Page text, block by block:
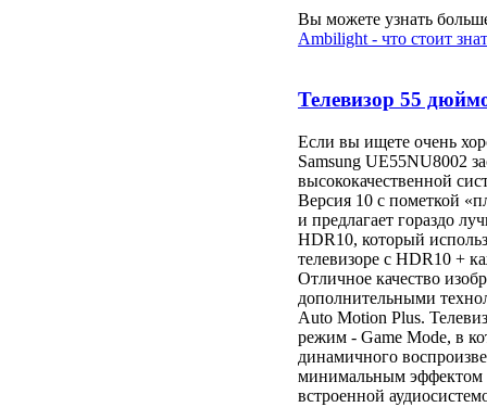
Вы можете узнать
Ambilight - что стоит
Телевизор 55
Если вы ищете очень
Samsung UE55NU8002
высококачественной
Версия 10 с пометкой
и предлагает гораздо
HDR10, который
телевизоре с HDR10 +
Отличное качество
дополнительными
Auto Motion Plus.
режим - Game Mode, в
динамичного
минимальным эффектом
встроенной